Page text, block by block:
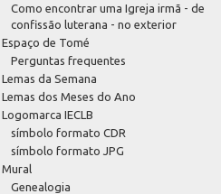
Como encontrar uma Igreja irmã - de
confissão luterana - no exterior
Espaço de Tomé
Perguntas frequentes
Lemas da Semana
Lemas dos Meses do Ano
Logomarca IECLB
símbolo formato CDR
símbolo formato JPG
Mural
Genealogia